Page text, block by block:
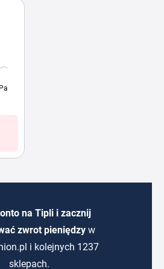
na Tipli i zacznij
zwrot pieniędzy w
i kolejnych 1237
sklepach.